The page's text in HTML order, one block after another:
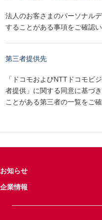
法人のお客さまのパーソナル
することがある事項をご確認い
第三者提供先
「ドコモおよびNTTドコモビ
者提供」に関する同意に基づ
ことがある第三者の一覧をご
お知らせ
企業情報